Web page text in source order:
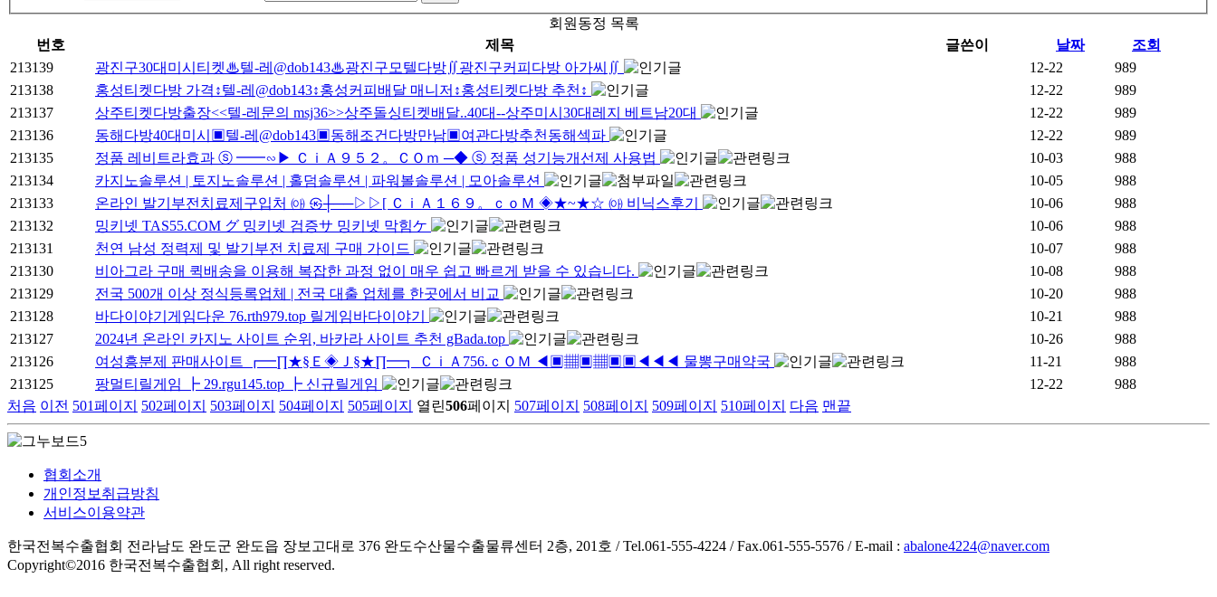
회원동정 목록
번호
제목 글쓴이 날짜
조회
213139
광진구30대미시티켓♨텔-레@dob143♨광진구모텔다방∬광진구커피다방 아가씨∬ 12-22
989
213138
홍성티켓다방 가격↕텔-레@dob143↕홍성커피배달 매니저↕홍성티켓다방 추천↕ 12-22
989
213137
상주티켓다방출장<<텔-레문의 msj36>>상주돌싱티켓배달..40대--상주미시30대레지 베트남20대 12-22
989
213136
동해다방40대미시▣텔-레@dob143▣동해조건다방만남▣여관다방추천동해섹파 12-22
989
213135
정품 레비트라효과 ⓢ ━━∽▶ ＣｉＡ９５２。ＣＯｍ ─◆ ⓢ 정품 성기능개선제 사용법 10-03
988
213134
카지노솔루션 | 토지노솔루션 | 홀덤솔루션 | 파워볼솔루션 | 모아솔루션 10-05
988
213133
온라인 발기부전치료제구입처 ㈕ ㉿┼──▷▷[ ＣｉＡ１６９。ｃｏＭ ◈★~★☆ ㈕ 비닉스후기 10-06
988
213132
밍키넷 TAS55.COM グ 밍키넷 검증サ 밍키넷 막힘ケ 10-06
988
213131
천연 남성 정력제 및 발기부전 치료제 구매 가이드 10-07
988
213130
비아그라 구매 퀵배송을 이용해 복잡한 과정 없이 매우 쉽고 빠르게 받을 수 있습니다. 10-08
988
213129
전국 500개 이상 정식등록업체 | 전국 대출 업체를 한곳에서 비교 10-20
988
213128
바다이야기게임다운 76.rth979.top 릴게임바다이야기 10-21
988
213127
2024년 온라인 카지노 사이트 순위, 바카라 사이트 추천 gBada.top 10-26
988
213126
여성흥분제 판매사이트 ┏━∏★§Ｅ◈Ｊ§★∏━┓ ＣｉＡ756.ｃＯＭ ◀▣▦▣▦▣▣◀◀◀ 물뽕구매약국 11-21
988
213125
팡멀티릴게임 ┣ 29.rgu145.top ┣ 신규릴게임 12-22
988
처음 이전 501페이지 502페이지 503페이지 504페이지 505페이지 열린506페이지 507페이지 508페이지 509페이지 510페이지 다음 맨끝
협회소개
개인정보취급방침
서비스이용약관
한국전복수출협회 전라남도 완도군 완도읍 장보고대로 376 완도수산물수출물류센터 2층, 201호 / Tel.061-555-4224 / Fax.061-555-5576 / E-mail : abalone4224@naver.com
Copyright©2016 한국전복수출협회, All right reserved.